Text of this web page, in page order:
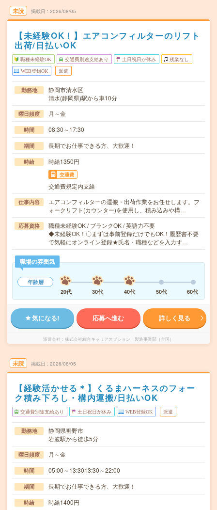
未読 掲載日 2026/08/05
【未経験OK！】エアコンフィルターのリフト
出荷/日払いOK
職種未経験OK 交通費別途支給あり 土日祝日が休み 残業なし
WEB登録OK 派遣
勤務地
静岡市清水区
清水(静岡県)駅から車10分
曜日頻度 月～金
時間 08:30～17:30
期間 長期でお仕事できる方、大歓迎！
時給 時給1350円
交通費
交通費規定内支給
仕事内容
エアコンフィルターの運搬・出荷作業をお任せします。フ
ォークリフト(カウンター)を使用し、積み込みや構…
応募資格
職種未経験OK / ブランクOK / 英語力不要
◆未経験OK！〇まずは事前登録だけでもOK！履歴書不要
で気軽にオンライン登録★氏名・職種などを入力す…
職場の雰囲気
年齢層
20代
30代 40代 50代 60代
気になる! 応募へ進む 詳しく見る
派遣会社 株式会社綜合キャリアオプション 製造事業部（全国）
未読 掲載日 2026/08/05
【経験活かせる＊】くるまハーネスのフォー
ク積み下ろし・構内運搬/日払いOK
交通費別途支給あり 土日祝日が休み WEB登録OK 派遣
勤務地
静岡県裾野市
岩波駅から徒歩5分
曜日頻度 月～金
時間 05:00～13:3013:30～22:00
期間 長期でお仕事できる方、大歓迎！
時給 時給1400円